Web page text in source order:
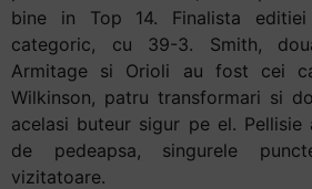
bine in Top 14. Finalista
categoric, cu 39-3. Smith,
Armitage si Orioli au fost cei
Wilkinson, patru transformari si
acelasi buteur sigur pe el.
de pedeapsa, singurele
vizitatoare.